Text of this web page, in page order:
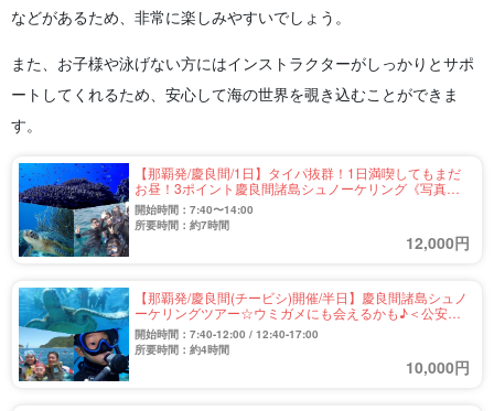
などがあるため、非常に楽しみやすいでしょう。
また、お子様や泳げない方にはインストラクターがしっかりとサポ
ートしてくれるため、安心して海の世界を覗き込むことができま
す。
【那覇発/慶良間/1日】タイパ抜群！1日満喫してもまだ
お昼！3ポイント慶良間諸島シュノーケリング《写真デ
ータ無料プレゼント＆ランチ付き》（No.301）
開始時間：7:40〜14:00
所要時間：約7時間
12,000円
【那覇発/慶良間(チービシ)開催/半日】慶良間諸島シュノ
ーケリングツアー☆ウミガメにも会えるかも♪＜公安委
員会指定優良店＞選べる午前or午後＆写真無料
（No.302）
開始時間：7:40-12:00 / 12:40-17:00
所要時間：約4時間
10,000円